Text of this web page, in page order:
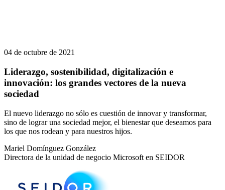
04 de octubre de 2021
Liderazgo, sostenibilidad, digitalización e
innovación: los grandes vectores de la nueva
sociedad
El nuevo liderazgo no sólo es cuestión de innovar y transformar,
sino de lograr una sociedad mejor, el bienestar que deseamos para
los que nos rodean y para nuestros hijos.
Mariel Domínguez González
Directora de la unidad de negocio Microsoft en SEIDOR